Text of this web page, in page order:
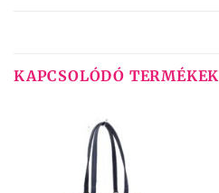
KAPCSOLÓDÓ TERMÉKEK